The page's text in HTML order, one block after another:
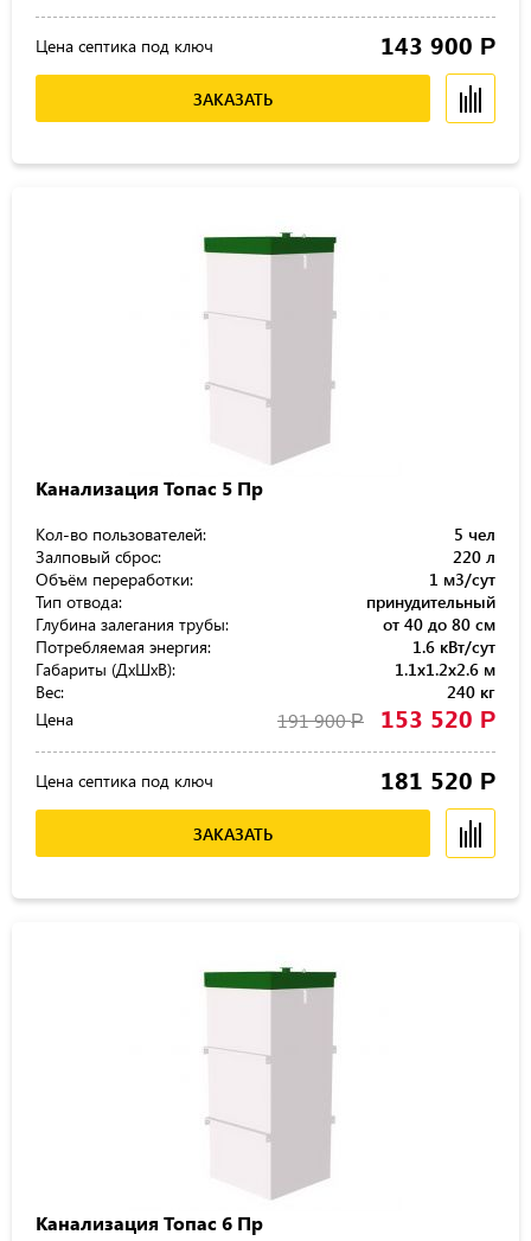
Цена септика под ключ 143 900 Р
ЗАКАЗАТЬ
Канализация Топас 5 Пр
Кол-во пользователей:
5 чел
Залповый сброс:
220 л
Объём переработки:
1 м3/сут
Тип отвода:
принудительный
Глубина залегания трубы:
от 40 до 80 см
Потребляемая энергия:
1.6 кВт/сут
Габариты (ДхШхВ):
1.1x1.2x2.6 м
Вес:
240 кг
Цена
191 900Р 153 520 Р
Цена септика под ключ 181 520 Р
ЗАКАЗАТЬ
Канализация Топас 6 Пр